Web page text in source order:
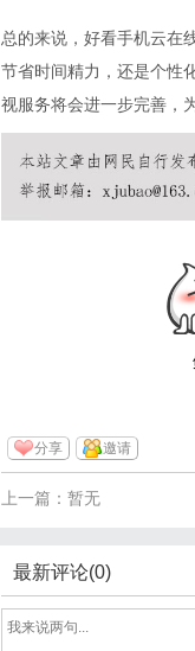
总的来说，好看手机云在
节省时间精力，还是个性
视服务将会进一步完善，
分享 邀请
上一篇：暂无
最新评论(0)